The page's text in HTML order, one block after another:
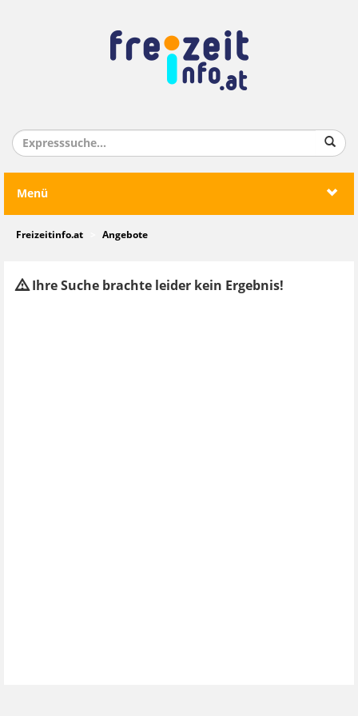
Menü
Freizeitinfo.at Angebote
Ihre Suche brachte leider kein Ergebnis!